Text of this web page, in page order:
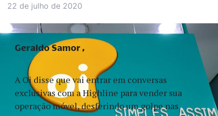
22 de julho de 2020
A Oi disse que vai entrar em conversas
exclusivas com a Highline para vender sua
operação móvel, desferindo um golpe nas
Geraldo Samor